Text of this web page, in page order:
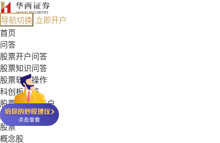
导航切换 立即开户
首页
问答
股票开户问答
股票知识问答
股票软件操作
科创板问答
股票能开哪些户
基金常见问答
股票
概念股